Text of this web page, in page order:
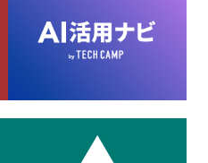
個人データと結びつけた上
します。